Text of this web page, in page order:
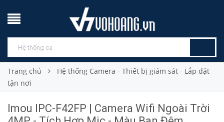
Trang chủ
Hệ thống Camera - Thiết bị giám sát - Lắp đặt
tận nơi
Imou IPC-F42FP | Camera Wifi Ngoài Trời